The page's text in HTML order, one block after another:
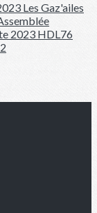
Les Gaz'ailes
2023 HDL76